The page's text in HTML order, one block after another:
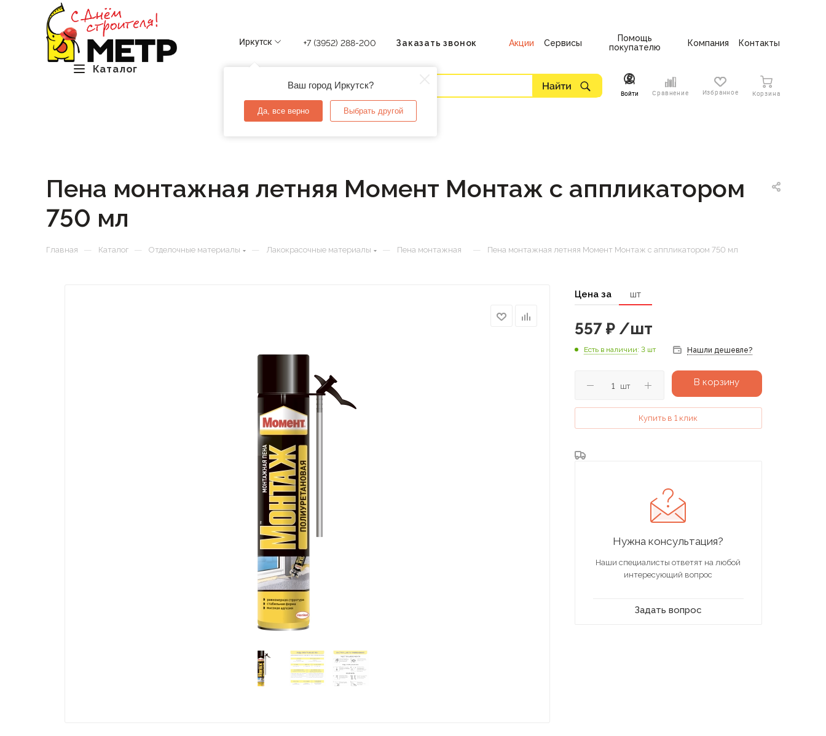
Каталог
Иркутск
Ваш город Иркутск?
Да, все верно Выбрать другой
+7 (3952) 288-200 Заказать звонок Акции Сервисы
Помощь
покупателю
Компания Контакты
Войти Сравнение Избранное Корзина
Пена монтажная летняя Момент Монтаж с аппликатором
750 мл
Главная — Каталог — Отделочные материалы — Лакокрасочные материалы — Пена монтажная — Пена монтажная летняя Момент Монтаж с аппликатором 750 мл
Цена за шт
557₽/шт
Есть в наличии: 3 шт Нашли дешевле?
шт В корзину
Купить в 1 клик
Нужна консультация?
Наши специалисты ответят на любой
интересующий вопрос
Задать вопрос